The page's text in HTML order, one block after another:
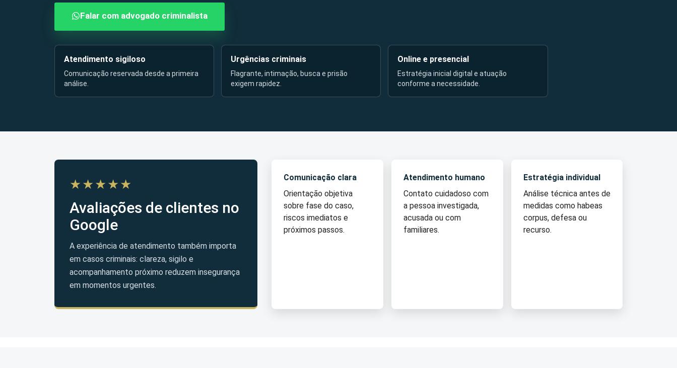
Falar com advogado criminalista
Atendimento sigiloso
Comunicação reservada desde a primeira
análise.
Urgências criminais
Flagrante, intimação, busca e prisão
exigem rapidez.
Online e presencial
Estratégia inicial digital e atuação
conforme a necessidade.
★★★★★
Avaliações de clientes no
Google
A experiência de atendimento também importa
em casos criminais: clareza, sigilo e
acompanhamento próximo reduzem insegurança
em momentos urgentes.
Comunicação clara
Orientação objetiva
sobre fase do caso,
riscos imediatos e
próximos passos.
Atendimento humano
Contato cuidadoso com
a pessoa investigada,
acusada ou com
familiares.
Estratégia individual
Análise técnica antes de
medidas como habeas
corpus, defesa ou
recurso.